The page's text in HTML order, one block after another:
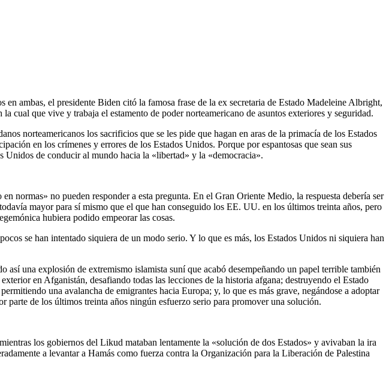
ambas, el presidente Biden citó la famosa frase de la ex secretaria de Estado Madeleine Albright,
cual que vive y trabaja el estamento de poder norteamericano de asuntos exteriores y seguridad.
norteamericanos los sacrificios que se les pide que hagan en aras de la primacía de los Estados
en los crímenes y errores de los Estados Unidos. Porque por espantosas que sean sus
Unidos de conducir al mundo hacia la «libertad» y la «democracia».
normas» no pueden responder a esta pregunta. En el Gran Oriente Medio, la respuesta debería ser
mayor para sí mismo que el que han conseguido los EE. UU. en los últimos treinta años, pero
hubiera podido empeorar las cosas.
se han intentado siquiera de un modo serio. Y lo que es más, los Estados Unidos ni siquiera han
una explosión de extremismo islamista suní que acabó desempeñando un papel terrible también
en Afganistán, desafiando todas las lecciones de la historia afgana; destruyendo el Estado
una avalancha de emigrantes hacia Europa; y, lo que es más grave, negándose a adoptar
de los últimos treinta años ningún esfuerzo serio para promover una solución.
los gobiernos del Likud mataban lentamente la «solución de dos Estados» y avivaban la ira
a levantar a Hamás como fuerza contra la Organización para la Liberación de Palestina